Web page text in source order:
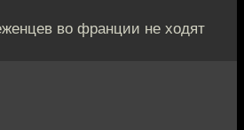
во франции не ходят